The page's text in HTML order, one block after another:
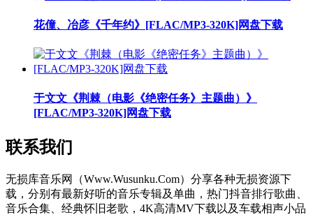
花僮、冶彦《千年约》[FLAC/MP3-320K]网盘下载
于文文《荆棘（电影《绝密任务》主题曲）》
[FLAC/MP3-320K]网盘下载
联系我们
无损库音乐网（Www.Wusunku.Com）分享各种无损资源下
载，分别有最新好听的音乐专辑及单曲，热门抖音排行歌曲、
音乐合集、经典怀旧老歌，4K高清MV下载以及车载相声小品